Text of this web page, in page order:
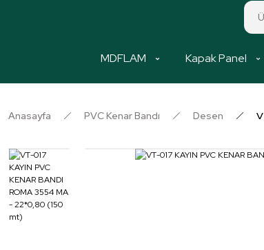
MDFLAM Kapak Panel
Anasayfa PVC Kenar Bandı Desen